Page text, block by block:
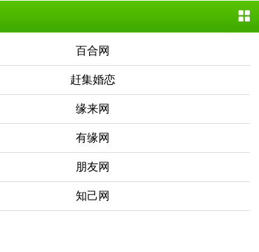
百合网
赶集婚恋
缘来网
有缘网
朋友网
知己网